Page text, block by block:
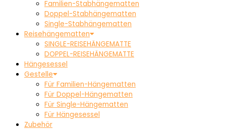
Familien-Stabhängematten
Doppel-Stabhängematten
Single-Stabhängematten
Reisehängematten
SINGLE-REISEHÄNGEMATTE
DOPPEL-REISEHÄNGEMATTE
Hängesessel
Gestelle
Für Familien-Hängematten
Für Doppel-Hängematten
Für Single-Hängematten
Für Hängesessel
Zubehör